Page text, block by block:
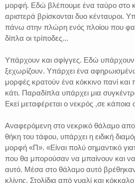
μορφή. Εδώ βλέπουμε ένα ταύρο στο
αριστερά βρίσκονται δυο κένταυροι.
πάνω στην πλώρη ενός πλοίου που
δίπλα οι τρίποδες...
Υπάρχουν και σφίγγες. Εδώ
ξεχωρίζουν. Υπάρχει ένα
μορφές κρατούν ένα κόκκινο πανί
κάτι. Παραδίπλα υπάρχει μια
Εκεί μεταφέρεται ο νεκρός ,σε
Αναφερόμενη στο νεκρικό θάλαμο
θήκη του τάφου, υπάρχει η ειδική
μορφή «Π». «Είναι πολύ σημαντικό
που θα μπορούσαν να μπαίνουν και
αυτό. Μέσα στο θάλαμο αυτό
κλίνης. Στολίδια από γυαλί και